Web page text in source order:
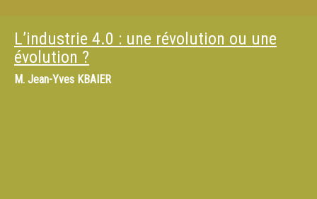
L’industrie 4.0 : une révolution ou une
évolution ?
M. Jean-Yves KBAIER